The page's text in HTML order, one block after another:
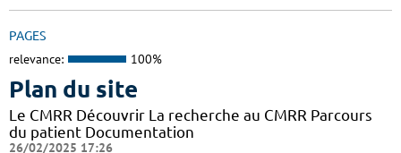
PAGES
relevance: 100%
Plan du site
Le CMRR Découvrir La recherche au CMRR Parcours
du patient Documentation
26/02/2025 17:26